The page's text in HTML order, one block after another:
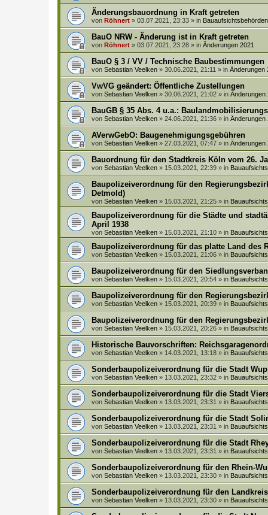
Änderungsbauordnung in Kraft getreten
von Röhnert » 03.07.2021, 23:33 » in
BauO NRW - Änderung ist in Kraft getreten
von Röhnert » 03.07.2021, 23:28 » in Änderungen 2021
BauO § 3 / VV / Technische Baubestimmungen
von Sebastian Veelken » 30.06.2021, 21:11 » in Änderungen
VwVG geändert: Öffentliche Zustellungen
von Sebastian Veelken » 30.06.2021, 21:02 » in Änderungen
BauGB § 35 Abs. 4 u.a.:
von Sebastian Veelken » 24.06.2021, 21:36 » in Änderungen
AVerwGebO: Baugenehmigungsgebühren
von Sebastian Veelken » 27.03.2021, 07:47 » in Änderungen
Bauordnung für den Stadtkreis Köln vom 26.
von Sebastian Veelken » 15.03.2021, 22:39 » in
Baupolizeiverordnung für den
Detmold)
von Sebastian Veelken » 15.03.2021, 21:25 » in
Baupolizeiverordnung für die Städte und
April 1938
von Sebastian Veelken » 15.03.2021, 21:10 » in
Baupolizeiverordnung für das platte Land des
von Sebastian Veelken » 15.03.2021, 21:06 » in
Baupolizeiverordnung für den
von Sebastian Veelken » 15.03.2021, 20:54 » in
Baupolizeiverordnung für den
von Sebastian Veelken » 15.03.2021, 20:39 » in
Baupolizeiverordnung für den
von Sebastian Veelken » 15.03.2021, 20:26 » in
Historische Bauvorschriften:
von Sebastian Veelken » 14.03.2021, 13:18 » in
Sonderbaupolizeiverordnung für die Stadt
von Sebastian Veelken » 13.03.2021, 23:32 » in
Sonderbaupolizeiverordnung für die Stadt
von Sebastian Veelken » 13.03.2021, 23:31 » in
Sonderbaupolizeiverordnung für die Stadt
von Sebastian Veelken » 13.03.2021, 23:31 » in
Sonderbaupolizeiverordnung für die Stadt
von Sebastian Veelken » 13.03.2021, 23:31 » in
Sonderbaupolizeiverordnung für den Rhein-
von Sebastian Veelken » 13.03.2021, 23:30 » in
Sonderbaupolizeiverordnung für den
von Sebastian Veelken » 13.03.2021, 23:30 » in